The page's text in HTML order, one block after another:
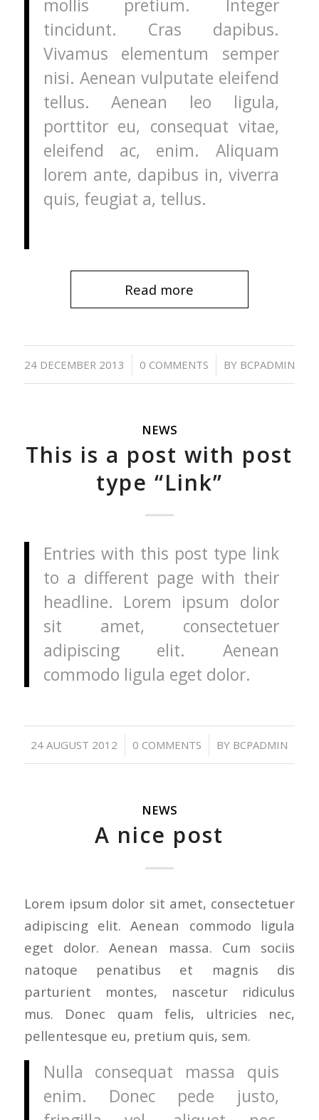
mollis pretium. Integer
tincidunt. Cras dapibus.
Vivamus elementum semper
nisi. Aenean vulputate eleifend
tellus. Aenean leo ligula,
porttitor eu, consequat vitae,
eleifend ac, enim. Aliquam
lorem ante, dapibus in, viverra
quis, feugiat a, tellus.
Read more
24 DECEMBER 2013
/ 0 COMMENTS
/ BY BCPADMIN
NEWS
This is a post with post
type “Link”
Entries with this post type link
to a different page with their
headline. Lorem ipsum dolor
sit amet, consectetuer
adipiscing elit. Aenean
commodo ligula eget dolor.
24 AUGUST 2012
/ 0 COMMENTS
/ BY BCPADMIN
NEWS
A nice post
Lorem ipsum dolor sit amet, consectetuer
adipiscing elit. Aenean commodo ligula
eget dolor. Aenean massa. Cum sociis
natoque penatibus et magnis dis
parturient montes, nascetur ridiculus
mus. Donec quam felis, ultricies nec,
pellentesque eu, pretium quis, sem.
Nulla consequat massa quis
enim. Donec pede justo,